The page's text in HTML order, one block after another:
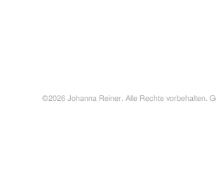
©2026 Johanna Reiner. Alle Rechte vorbehalten.